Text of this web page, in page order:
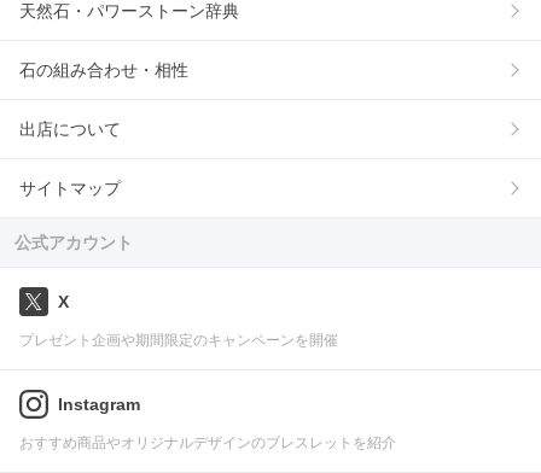
天然石・パワーストーン辞典
石の組み合わせ・相性
出店について
サイトマップ
公式アカウント
X
プレゼント企画や期間限定のキャンペーンを開催
Instagram
おすすめ商品やオリジナルデザインのブレスレットを紹介